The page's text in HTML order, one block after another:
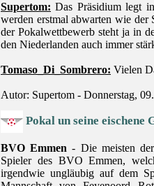
Supertom: Das Präsidium legt
werden erstmal abwarten wie der
der Pokalwettbewerb steht ja in
den Niederlanden auch immer
Tomaso_Di_Sombrero: Vielen
Autor: Supertom - Donnerstag,
Pokal un seine eischene
BVO Emmen - Die meisten
Spieler des BVO Emmen,
irgendwie ungläubig auf dem